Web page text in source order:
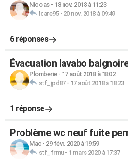
Nicolas- 18 nov. 2018 à 11:23
Icare95- 20 nov. 2018 à 09:49
6 réponses
Évacuation lavabo
Plomberie- 17 août 2018 à 18:02
stf_jpd87- 17 août 2018 à 18:23
1 réponse
Problème wc neuf fuite
Mac - 29 févr. 2020 à 19:59
stf_frmu- 1 mars 2020 à 17:37